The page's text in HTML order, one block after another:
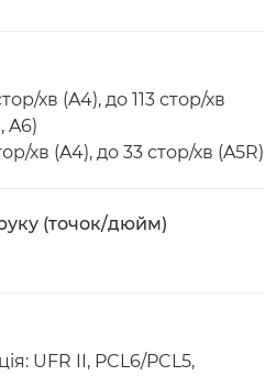
хв (A4), до 113 стор/хв
A6)
хв (A4), до 33 стор/хв (A5R)
(точок/дюйм)
UFR II, PCL6/PCL5,